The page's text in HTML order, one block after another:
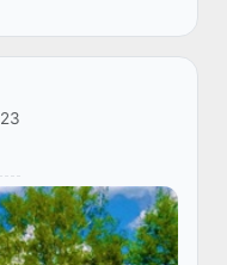
қа шекем
жаўыўы мүмки...